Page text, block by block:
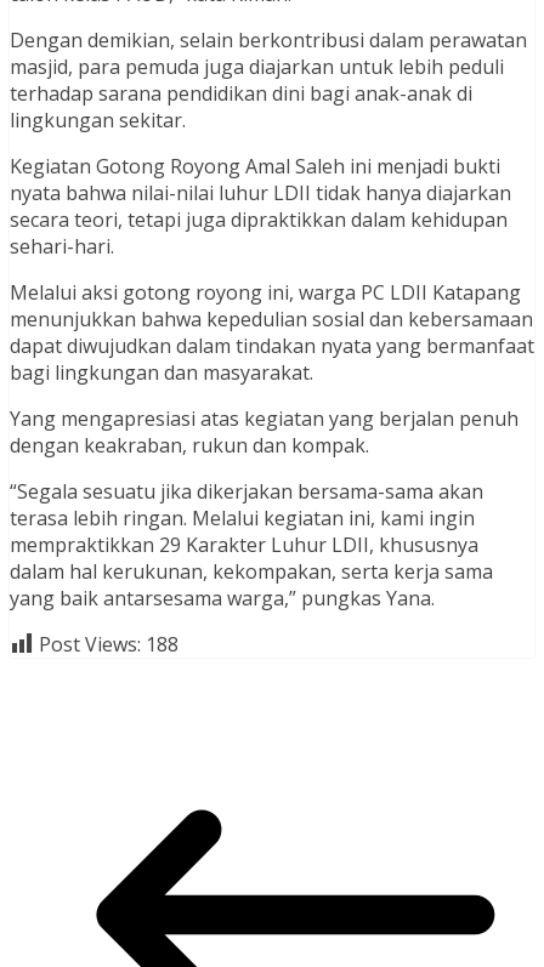
Dengan demikian, selain berkontribusi dalam perawatan
masjid, para pemuda juga diajarkan untuk lebih peduli
terhadap sarana pendidikan dini bagi anak-anak di
lingkungan sekitar.
Kegiatan Gotong Royong Amal Saleh ini menjadi bukti
nyata bahwa nilai-nilai luhur LDII tidak hanya diajarkan
secara teori, tetapi juga dipraktikkan dalam kehidupan
sehari-hari.
Melalui aksi gotong royong ini, warga PC LDII Katapang
menunjukkan bahwa kepedulian sosial dan kebersamaan
dapat diwujudkan dalam tindakan nyata yang bermanfaat
bagi lingkungan dan masyarakat.
Yang mengapresiasi atas kegiatan yang berjalan penuh
dengan keakraban, rukun dan kompak.
“Segala sesuatu jika dikerjakan bersama-sama akan
terasa lebih ringan. Melalui kegiatan ini, kami ingin
mempraktikkan 29 Karakter Luhur LDII, khususnya
dalam hal kerukunan, kekompakan, serta kerja sama
yang baik antarsesama warga,” pungkas Yana.
Post Views: 188